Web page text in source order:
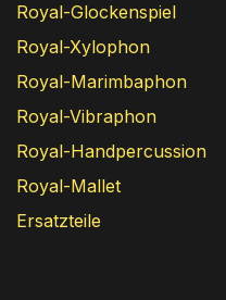
Royal-Glockenspiel
Royal-Xylophon
Royal-Marimbaphon
Royal-Vibraphon
Royal-Handpercussion
Royal-Mallet
Ersatzteile